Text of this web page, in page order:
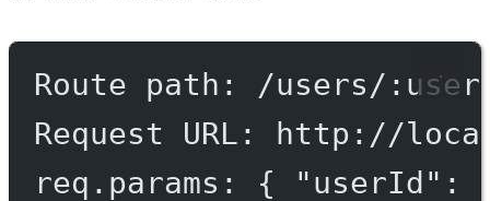
Route path: /users/
Request URL: http://
req.params: { "userId":